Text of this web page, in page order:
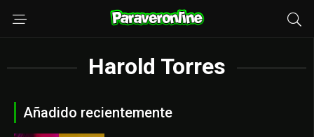
Harold Torres
Añadido recientemente